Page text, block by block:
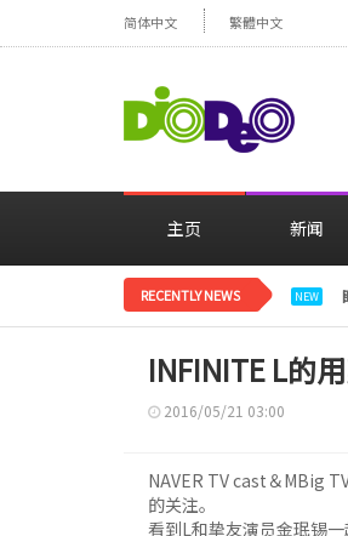
简体中文 繁體中文
主页 新闻
RECENTLY NEWS NEW
INFINITE L的
2016/05/21 03:00
NAVER TV cast＆MBig
的关注。
看到L和挚友演员金珉锡